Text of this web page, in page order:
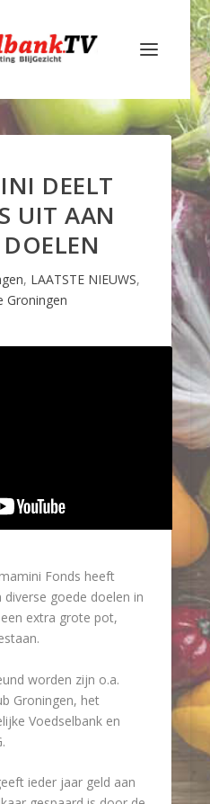
DEELT
UIT AAN
, LAATSTE NIEUWS,
Groningen
Fonds heeft
goede doelen in
extra grote pot,
worden zijn o.a.
Groningen, het
Voedselbank en
ieder jaar geld aan